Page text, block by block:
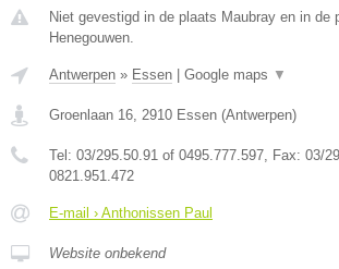
Niet gevestigd in de plaats Maubray en in de
Henegouwen.
Antwerpen » Essen Google maps ▼
Groenlaan 16, 2910 Essen (Antwerpen)
Tel: 03/295.50.91 of 0495.777.597, Fax: 03/
0821.951.472
E-mail › Anthonissen Paul
Website onbekend